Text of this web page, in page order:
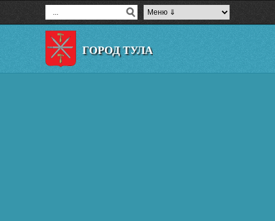
ГОРОД ТУЛА